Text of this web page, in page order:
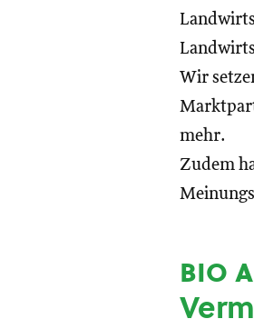
Wir
mehr.
Zudem
bio